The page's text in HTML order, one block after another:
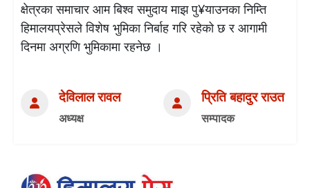
क्षेत्रका समाचार आम बिश्व समुदाय माझ पु¥याउनका निम्ति
हिमालयप्रेसले विशेष भुमिका निर्बाह गरि रहेको छ र आगामी
दिनमा अग्रणि भुमिकामा रहनेछ ।
देविलाल रावल
अध्यक्ष
प्रिति बहादुर राउत
सम्पादक